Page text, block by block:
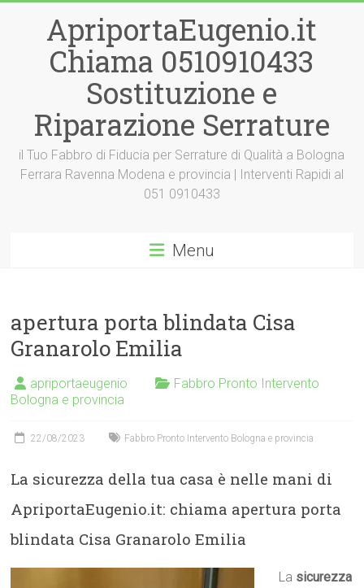
contenutoApriportaEugenio.it
Chiama 0510910433
Sostituzione e
Riparazione Serrature
il Tuo Fabbro di Fiducia per Serrature di Qualità a Bologna
Ferrara Ravenna Modena e provincia | Interventi Rapidi al
051 0910433
Menu
apertura porta blindata Cisa
Granarolo Emilia
apriportaeugenio
Fabbro Pronto Intervento
Bologna e provincia
22/08/2023 Fabbro Pronto Intervento Bologna e provincia
La sicurezza della tua casa è nelle mani di
ApriportaEugenio.it: chiama apertura porta
blindata Cisa Granarolo Emilia
La sicurezza